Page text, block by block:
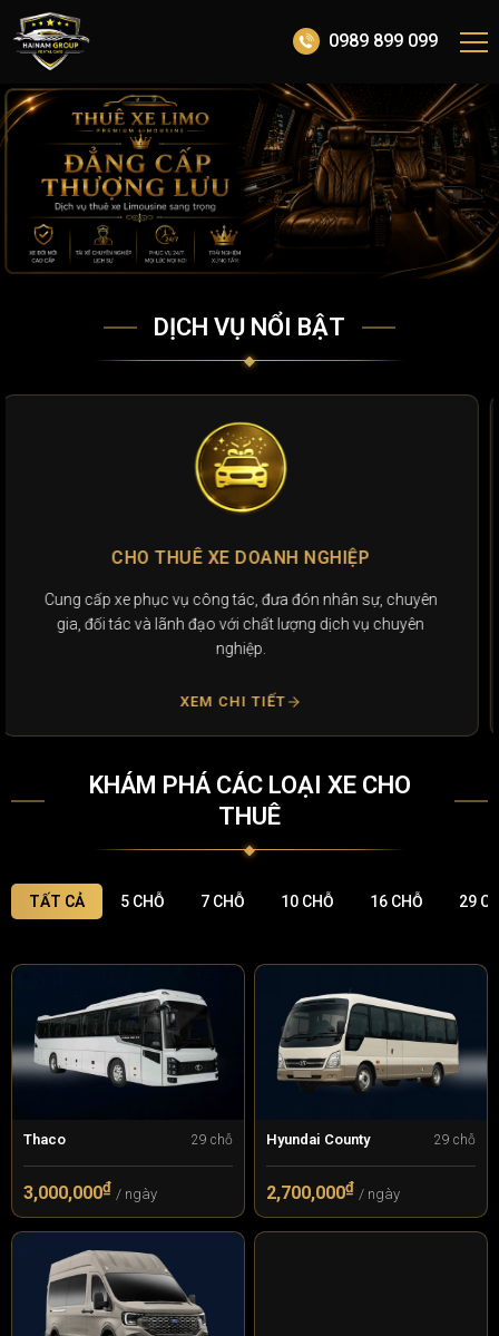
0989 899 099
DỊCH VỤ NỔI BẬT
CHO THUÊ XE DU LỊCH
Đáp ứng nhu cầu tham quan, nghỉ dưỡng, du lịch gia đình,
bạn bè, đoàn thế với xe đời mới, tiện nghi, an toàn.
XEM CHI TIẾT
KHÁM PHÁ CÁC LOẠI XE CHO
THUÊ
TẤT CẢ 5 CHỖ 7 CHỖ 10 CHỖ 16 CHỖ 29
Thaco 29 chỗ
3,000,000₫ / ngày
Hyundai County 29 chỗ
2,700,000₫ / ngày